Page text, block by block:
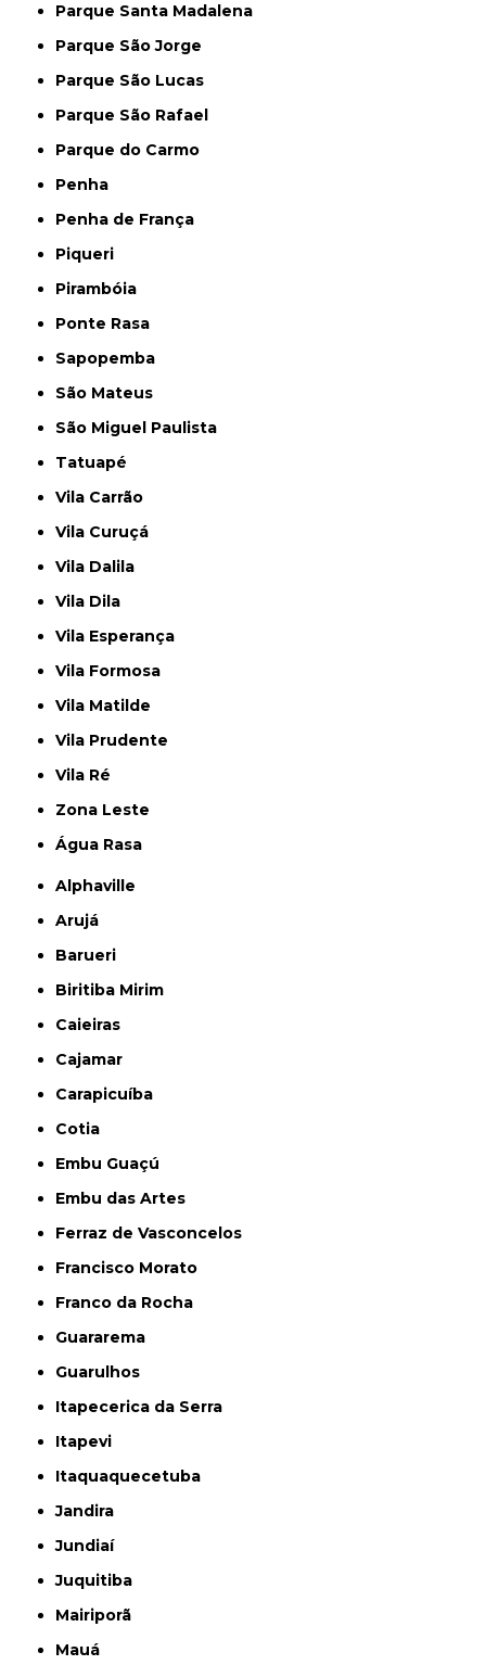
Parque Santa Madalena
Parque São Jorge
Parque São Lucas
Parque São Rafael
Parque do Carmo
Penha
Penha de França
Piqueri
Pirambóia
Ponte Rasa
Sapopemba
São Mateus
São Miguel Paulista
Tatuapé
Vila Carrão
Vila Curuçá
Vila Dalila
Vila Dila
Vila Esperança
Vila Formosa
Vila Matilde
Vila Prudente
Vila Ré
Zona Leste
Água Rasa
Alphaville
Arujá
Barueri
Biritiba Mirim
Caieiras
Cajamar
Carapicuíba
Cotia
Embu Guaçú
Embu das Artes
Ferraz de Vasconcelos
Francisco Morato
Franco da Rocha
Guararema
Guarulhos
Itapecerica da Serra
Itapevi
Itaquaquecetuba
Jandira
Jundiaí
Juquitiba
Mairiporã
Mauá